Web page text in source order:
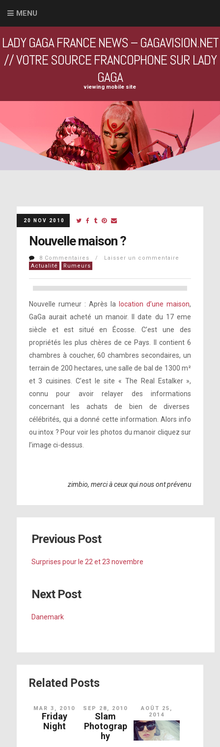
MENU
LADY GAGA FRANCE NEWS – GAGAVISION.NET
// VOTRE SOURCE FRANCOPHONE SUR LADY
GAGA
viewing mobile site
20 NOV 2010
Nouvelle maison ?
8 Commentaires / Laisser un commentaire
Actualité
Rumeurs
Nouvelle rumeur : Après la location d’une maison,
GaGa aurait acheté un manoir. Il date du 17 eme
siècle et est situé en Écosse. C’est une des
propriétés les plus chères de ce Pays. Il contient 6
chambres à coucher, 60 chambres secondaires, un
terrain de 200 hectares, une salle de bal de 1300 m²
et 3 cuisines. C’est le site « The Real Estalker »,
connu pour avoir relayer des informations
concernant les achats de bien de diverses
célébrités, qui a donné cette information. Alors info
ou intox ? Pour voir les photos du manoir cliquez sur
l’image ci-dessus.
zimbio, merci à ceux qui nous ont prévenu
Previous Post
Surprises pour le 22 et 23 novembre
Next Post
Danemark
Related Posts
MAR 3, 2010
Friday
Night
SEP 28, 2010
Slam
Photograp
hy
AOÛT 25,
2014